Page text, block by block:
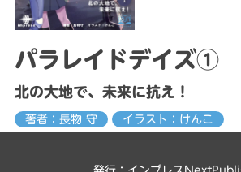
パラレイドデイズ①
北の大地で、未来に抗え！
著者：長物 守 イラスト：けんこ